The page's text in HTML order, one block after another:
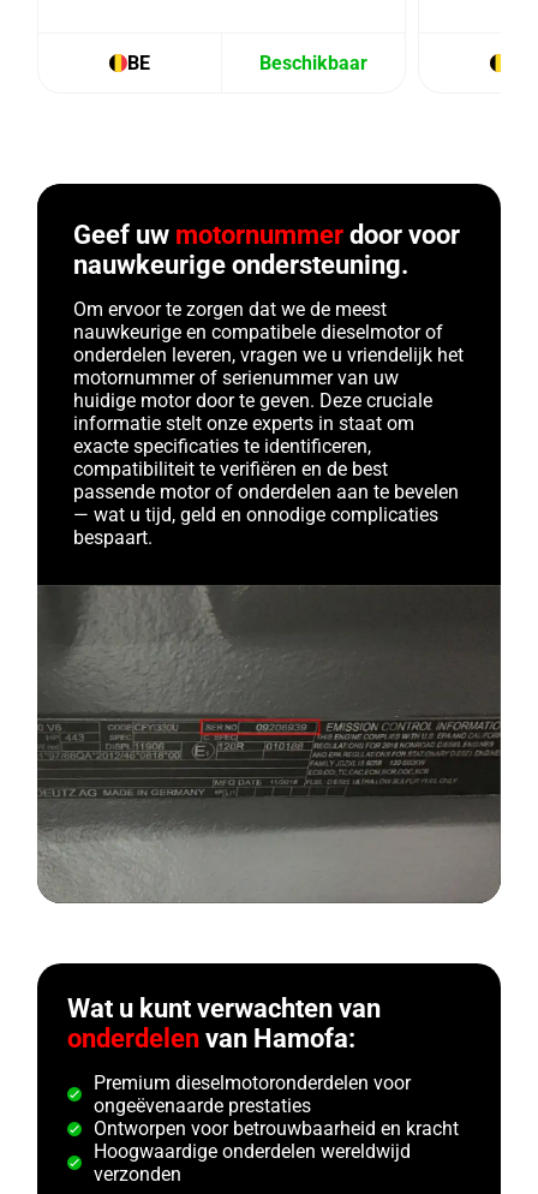
BE Beschikbaar
Geef uw motornummer door voor
nauwkeurige ondersteuning.
Om ervoor te zorgen dat we de meest
nauwkeurige en compatibele dieselmotor of
onderdelen leveren, vragen we u vriendelijk het
motornummer of serienummer van uw
huidige motor door te geven. Deze cruciale
informatie stelt onze experts in staat om
exacte specificaties te identificeren,
compatibiliteit te verifiëren en de best
passende motor of onderdelen aan te bevelen
— wat u tijd, geld en onnodige complicaties
bespaart.
Wat u kunt verwachten van
onderdelen van Hamofa:
Premium dieselmotoronderdelen voor
ongeëvenaarde prestaties
Ontworpen voor betrouwbaarheid en kracht
Hoogwaardige onderdelen wereldwijd
verzonden